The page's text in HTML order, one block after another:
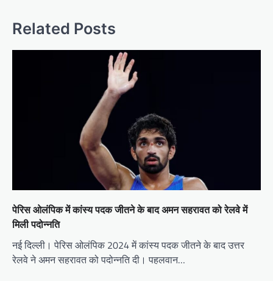
Related Posts
पेरिस ओलंपिक में कांस्य पदक जीतने के बाद अमन सहरावत को रेलवे में
मिली पदोन्नति
नई दिल्ली। पेरिस ओलंपिक 2024 में कांस्य पदक जीतने के बाद उत्तर
रेलवे ने अमन सहरावत को पदोन्नति दी। पहलवान…